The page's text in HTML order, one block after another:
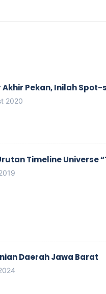
Akhir Pekan, Inilah
2020
Timeline Universe
Daerah Jawa Barat